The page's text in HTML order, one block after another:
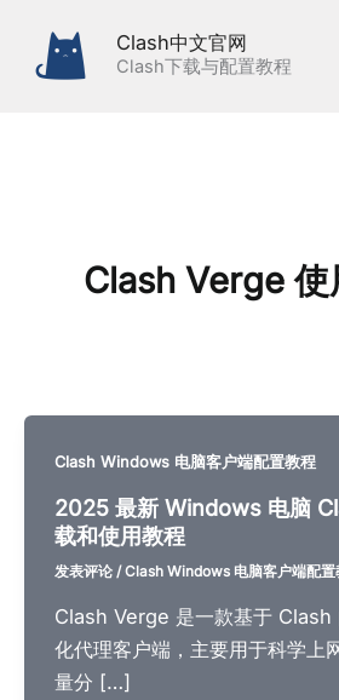
Clash中文官网
Clash下载与配置教程
Clash Verge 使
Clash Windows 电脑客户端配置教程
2025 最新 Windows 电脑
载和使用教程
发表评论 /Clash Windows 电脑客户端配置
Clash Verge 是一款基于 Clash
化代理客户端，主要用于科学上
量分 […]